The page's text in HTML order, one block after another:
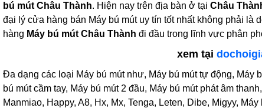
bú mút Châu Thành. Hiện nay trên địa bàn ở tại Châu
đại lý cửa hàng bán Máy bú mút uy tín tốt nhất không phải là
hàng Máy bú mút Châu Thành đi đầu trong lĩnh vực phân
xem tại
Đa dạng các loại Máy bú mút như, Máy bú mút tự động, Máy
bú mút cầm tay, Máy bú mút 2 đầu, Máy bú mút phát âm
Manmiao, Happy, A8, Hx, Mx, Tenga, Leten, Dibe, Migyy,